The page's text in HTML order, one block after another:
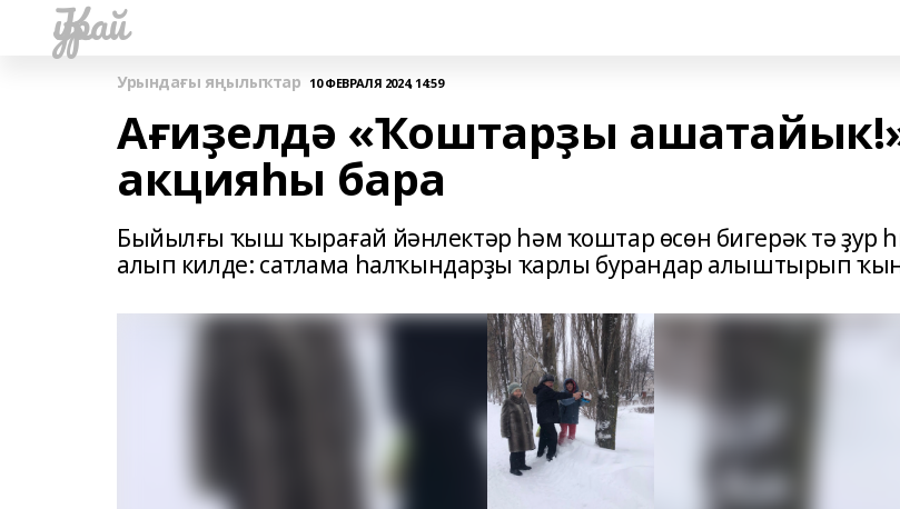
Ҡурай
Урындағы яңылыҡтар 10 ФЕВРАЛЯ 2024, 14:59
Ағиҙелдә «Ҡоштарҙы
акцияһы бара
Быйылғы ҡыш ҡырағай йәнлектәр һәм ҡоштар өсөн бигерәк тә ҙур
алып килде: сатлама һалҡындарҙы ҡарлы бурандар алыштырып